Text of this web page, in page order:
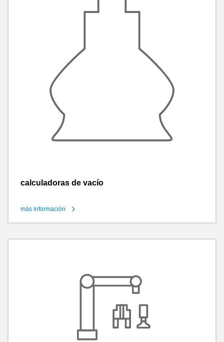
calculadoras de vacío
más información